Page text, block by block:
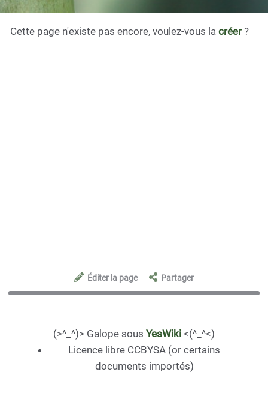
Cette page n'existe pas encore, voulez-vous la créer?
Éditer la page Partager
(>^_^)> Galope sous YesWiki <(^_^<)
Licence libre CCBYSA (or certains
documents importés)